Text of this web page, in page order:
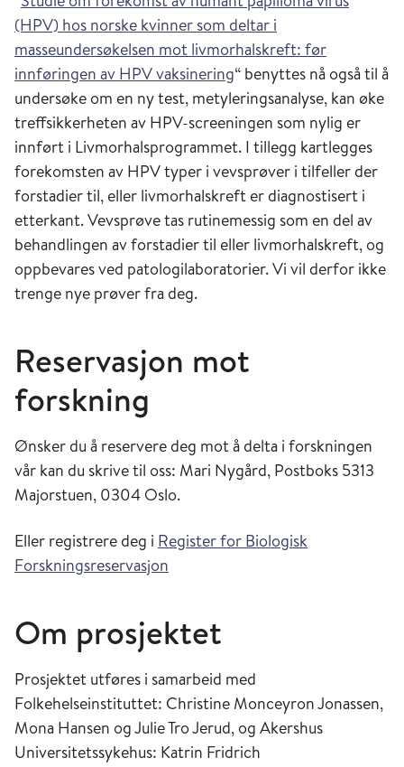
(HPV) hos norske kvinner som deltar i
masseundersøkelsen mot livmorhalskreft: før
innføringen av HPV vaksinering“ benyttes nå også til å
undersøke om en ny test, metyleringsanalyse, kan øke
treffsikkerheten av HPV-screeningen som nylig er
innført i Livmorhalsprogrammet. I tillegg kartlegges
forekomsten av HPV typer i vevsprøver i tilfeller der
forstadier til, eller livmorhalskreft er diagnostisert i
etterkant. Vevsprøve tas rutinemessig som en del av
behandlingen av forstadier til eller livmorhalskreft, og
oppbevares ved patologilaboratorier. Vi vil derfor ikke
trenge nye prøver fra deg.
Reservasjon mot
forskning
Ønsker du å reservere deg mot å delta i forskningen
vår kan du skrive til oss: Mari Nygård, Postboks 5313
Majorstuen, 0304 Oslo.
Eller registrere deg i Register for Biologisk
Forskningsreservasjon
Om prosjektet
Prosjektet utføres i samarbeid med
Folkehelseinstituttet: Christine Monceyron Jonassen,
Mona Hansen og Julie Tro Jerud, og Akershus
Universitetssykehus: Katrin Fridrich